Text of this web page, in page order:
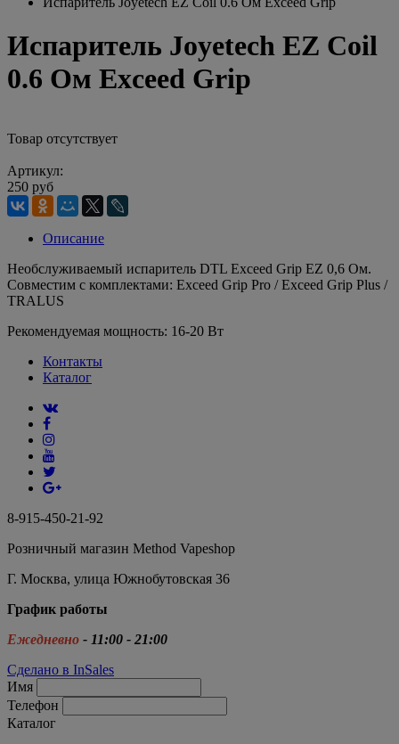
Испаритель Joyetech EZ Coil
0.6 Ом Exceed Grip
Товар отсутствует
Артикул:
250 руб
Описание
Необслуживаемый испаритель DTL Exceed Grip EZ 0,6 Ом.
Совместим с комплектами: Exceed Grip Pro / Exceed Grip Plus /
TRALUS
Рекомендуемая мощность: 16-20 Вт
Контакты
Каталог
8-915-450-21-92
Розничный магазин Method Vapeshop
Г. Москва, улица Южнобутовская 36
График работы
Ежедневно - 11:00 - 21:00
Сделано в InSales
Имя
Телефон
Каталог